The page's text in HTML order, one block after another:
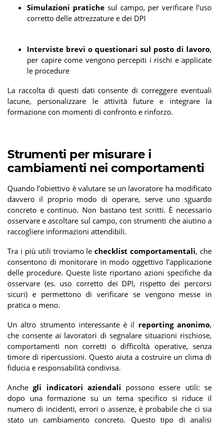
Simulazioni pratichesul campo, per verificare l’uso
corretto delle attrezzature e dei DPI
Interviste brevi o questionari sul posto di lavoro,
per capire come vengono percepiti i rischi e applicate
le procedure
La raccolta di questi dati consente di correggere eventuali
lacune, personalizzare le attività future e integrare la
formazione con momenti di confronto e rinforzo.
Strumenti per misurare i
cambiamenti nei comportamenti
Quando l’obiettivo è valutare se un lavoratore ha modificato
davvero il proprio modo di operare, serve uno sguardo
concreto e continuo. Non bastano test scritti. È necessario
osservare e ascoltare sul campo, con strumenti che aiutino a
raccogliere informazioni attendibili.
Tra i più utili troviamo lechecklist comportamentali, che
consentono di monitorare in modo oggettivo l’applicazione
delle procedure. Queste liste riportano azioni specifiche da
osservare (es. uso corretto dei DPI, rispetto dei percorsi
sicuri) e permettono di verificare se vengono messe in
pratica o meno.
Un altro strumento interessante è il reporting anonimo,
che consente ai lavoratori di segnalare situazioni rischiose,
comportamenti non corretti o difficoltà operative, senza
timore di ripercussioni. Questo aiuta a costruire un clima di
fiducia e responsabilità condivisa.
Anchegli indicatori aziendali possono essere utili: se
dopo una formazione su un tema specifico si riduce il
numero di incidenti, errori o assenze, è probabile che ci sia
stato un cambiamento concreto. Questo tipo di analisi